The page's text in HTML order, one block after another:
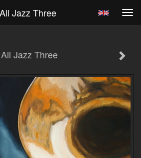
Jazz Three
All Jazz Three